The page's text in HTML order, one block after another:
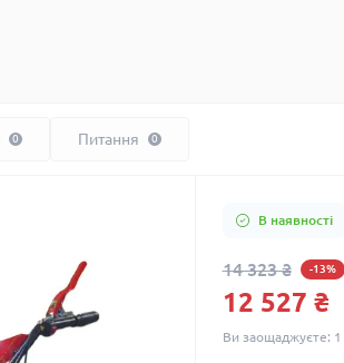
0 Питання 0
В наявності
14 323 ₴ -13%
12 527 ₴
Ви заощаджуєте: